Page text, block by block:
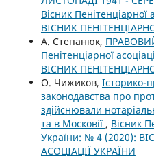
Вісник Пенітенціарної
ВІСНИК
А. Степанюк,
Пенітенціарної
ВІСНИК
О. Чижиков, Історико-
законодавства про
здійснювали
та в Московії , Вісник
України: № 4 (2020):
АСОЦІАЦІЇ УКРАЇНИ